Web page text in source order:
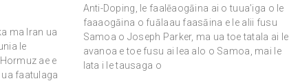
ma Iran ua
le
ae e
faatulaga
Anti-Doping, le faalēaogāina ai o tuua’iga o le
faaaogāina o fuālaau faasāina e le alii fusu
Samoa o Joseph Parker, ma ua toe tatala ai le
avanoa e toe fusu ai lea alo o Samoa, mai le
lata i le tausaga o